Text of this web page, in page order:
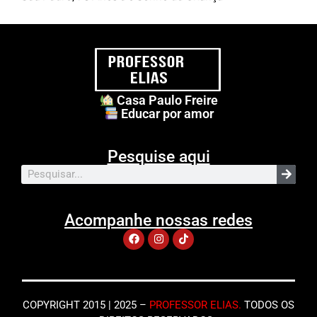
Casa Paulo Freire
Educar por amor
Pesquise aqui
Acompanhe nossas redes
COPYRIGHT 2015 | 2025 – PROFESSOR ELIAS. TODOS OS